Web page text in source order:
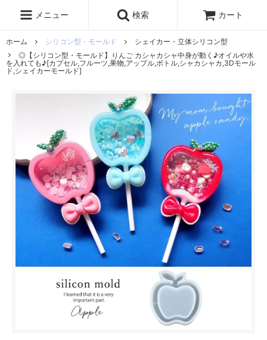
メニュー 検索 カート
ホーム シリコン型・モールド
シェイカー・立体シリコン型
◎【シリコン型・モールド】りんご カシャカシャ中身が動く♪オイルや水
を入れても♪[カプセル,フルーツ,果物,アップル,ボトル,シャカシャカ,3Dモール
ド,シェイカーモールド]